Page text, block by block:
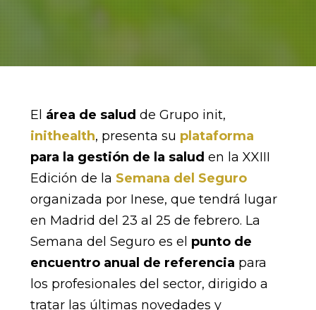
El área de salud de Grupo init,
inithealth, presenta su plataforma
para la gestión de la salud en la XXIII
Edición de la Semana del Seguro
organizada por Inese, que tendrá lugar
en Madrid del 23 al 25 de febrero. La
Semana del Seguro es el punto de
encuentro anual de referencia para
los profesionales del sector, dirigido a
tratar las últimas novedades y